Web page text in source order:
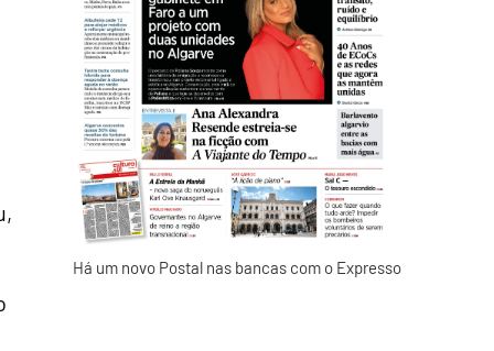
Há um novo Postal nas bancas com o Expresso